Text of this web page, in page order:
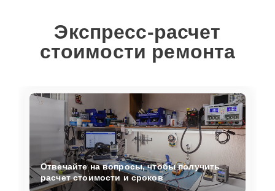
Экспресс-расчет
стоимости ремонта
Отвечайте на вопросы, чтобы получить
расчет стоимости и сроков